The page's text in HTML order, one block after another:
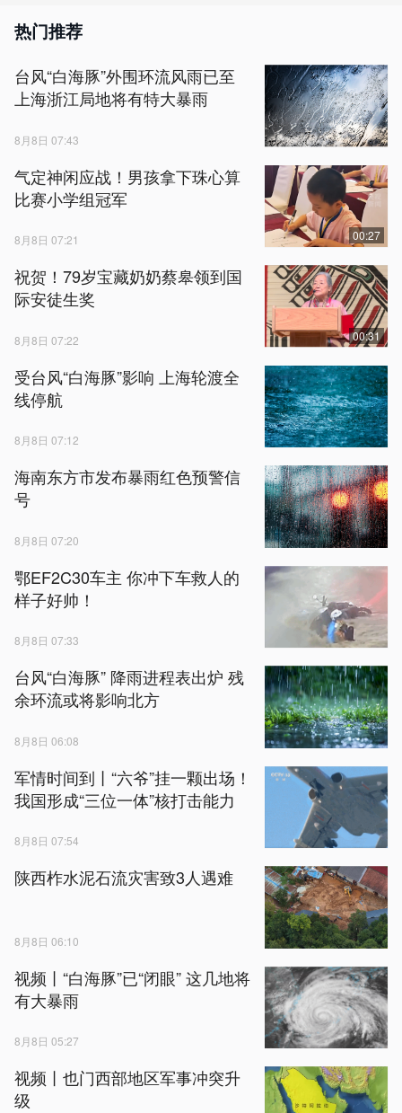
热门推荐
台风“白海豚”外围环流风雨已至
上海浙江局地将有特大暴雨
8月8日 07:43
气定神闲应战！男孩拿下珠心算
比赛小学组冠军
8月8日 07:21 00:27
祝贺！79岁宝藏奶奶蔡皋领到国
际安徒生奖
8月8日 07:22 00:31
受台风“白海豚”影响 上海轮渡全
线停航
8月8日 07:12
海南东方市发布暴雨红色预警信
号
8月8日 07:20
鄂EF2C30车主 你冲下车救人的
样子好帅！
8月8日 07:33
台风“白海豚” 降雨进程表出炉 残
余环流或将影响北方
8月8日 06:08
军情时间到丨“六爷”挂一颗出场！
我国形成“三位一体”核打击能力
8月8日 07:54
陕西柞水泥石流灾害致3人遇难
8月8日 06:10
视频丨“白海豚”已“闭眼” 这几地将
有大暴雨
8月8日 05:27
视频丨也门西部地区军事冲突升
级